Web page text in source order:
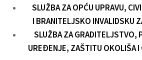
SLUŽBA ZA OPĆU UPRAVU,
I BRANITELJSKO INVALIDSKU
SLUŽBA ZA GRADITELJSTVO,
UREĐENJE, ZAŠTITU OKOLIŠA I